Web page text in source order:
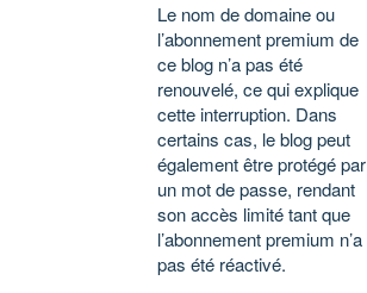
Le nom de domaine ou
l’abonnement premium de
ce blog n’a pas été
renouvelé, ce qui explique
cette interruption. Dans
certains cas, le blog peut
également être protégé par
un mot de passe, rendant
son accès limité tant que
l’abonnement premium n’a
pas été réactivé.